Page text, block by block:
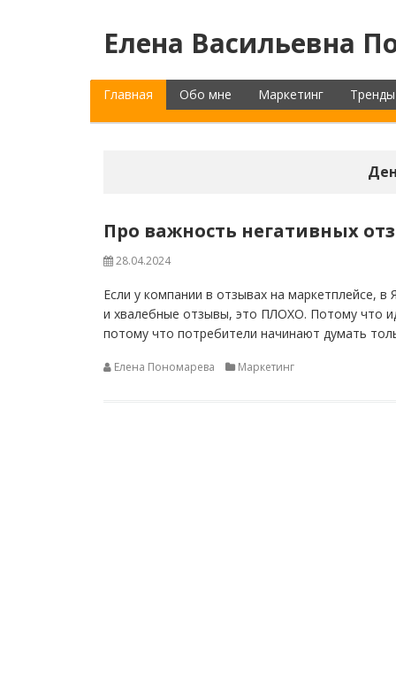
Елена Васильевна
Главная Обо мне Маркетинг Тренды
Про важность негативных
28.04.2024
Если у компании в отзывах на маркетплейсе, в
и хвалебные отзывы, это ПЛОХО. Потому что
потому что потребители начинают думать
Елена Пономарева Маркетинг